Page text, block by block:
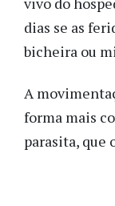
dias se as
bicheira ou
A
forma mais
parasita, que